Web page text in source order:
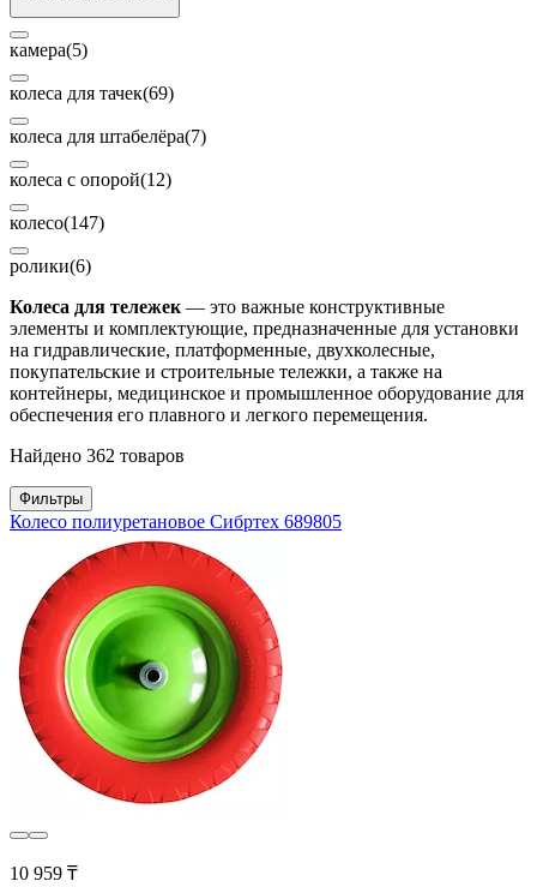
камера(5)
колеса для тачек(69)
колеса для штабелёра(7)
колеса с опорой(12)
колесо(147)
ролики(6)
Колеса для тележек — это важные конструктивные
элементы и комплектующие, предназначенные для установки
на гидравлические, платформенные, двухколесные,
покупательские и строительные тележки, а также на
контейнеры, медицинское и промышленное оборудование для
обеспечения его плавного и легкого перемещения.
Найдено 362 товаров
Фильтры
Колесо полиуретановое Сибртех 689805
10 959 ₸